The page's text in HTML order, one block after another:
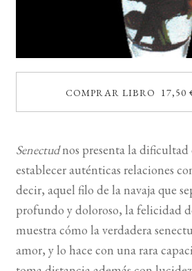
COMPRAR LIBRO 17,50
Senectudnos presenta la dificultad
establecer auténticas relaciones
decir, aquel filo de la navaja que
profundo y doloroso, la felicidad
muestra cómo la verdadera
amor, y lo hace con una rara